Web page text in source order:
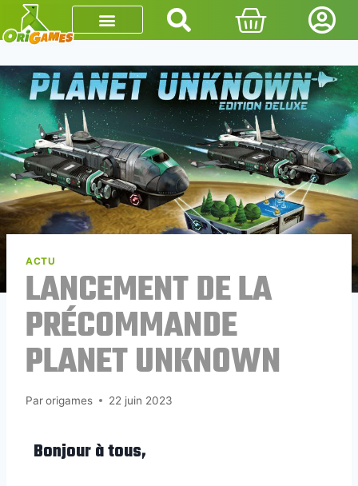
ACTU
LANCEMENT DE LA
PRÉCOMMANDE
PLANET UNKNOWN
Parorigames 22 juin 2023
Bonjour à tous,